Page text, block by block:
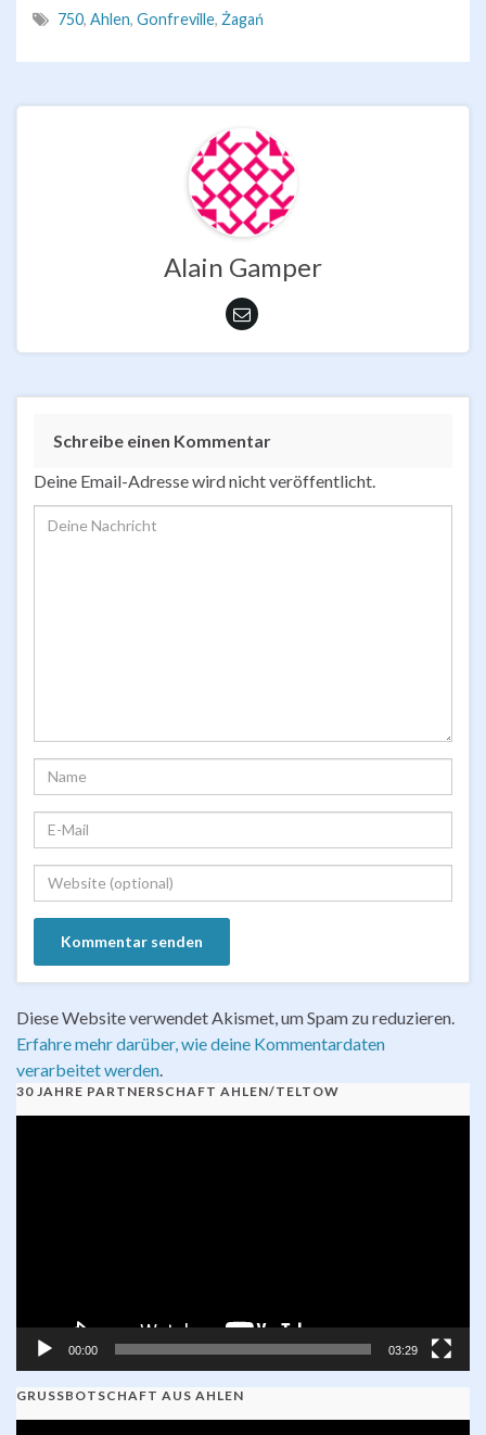
750, Ahlen, Gonfreville, Żagań
Alain Gamper
Schreibe einen Kommentar
Deine Email-Adresse wird nicht veröffentlicht.
Diese Website verwendet Akismet, um Spam zu reduzieren.
Erfahre mehr darüber, wie deine Kommentardaten
verarbeitet werden
30 JAHRE PARTNERSCHAFT AHLEN/TELTOW
00:00 03:29
GRUSSBOTSCHAFT AUS AHLEN